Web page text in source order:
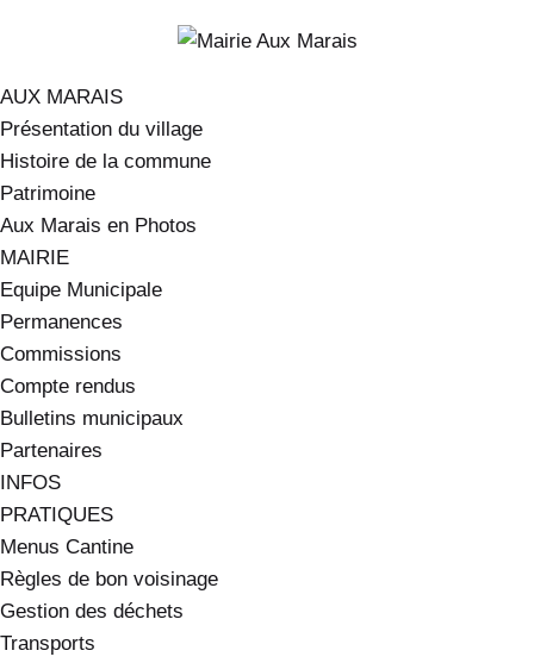
AUX MARAIS
Présentation du village
Histoire de la commune
Patrimoine
Aux Marais en Photos
MAIRIE
Equipe Municipale
Permanences
Commissions
Compte rendus
Bulletins municipaux
Partenaires
INFOS
PRATIQUES
Menus Cantine
Règles de bon voisinage
Gestion des déchets
Transports